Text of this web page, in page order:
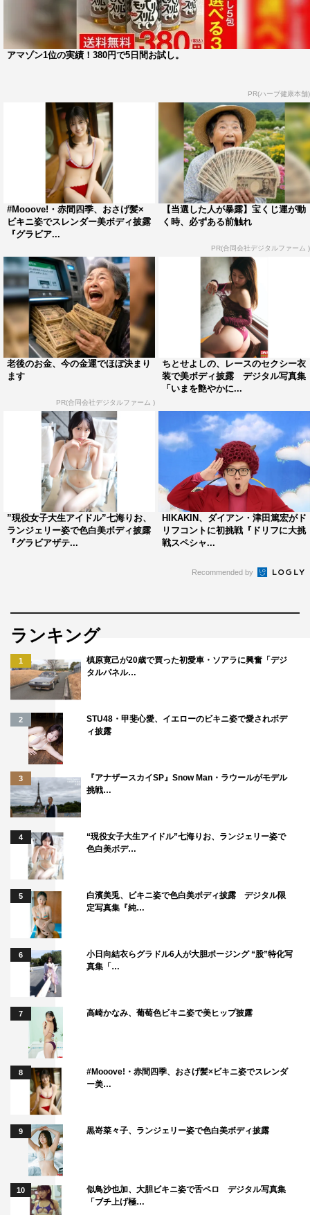
アマゾン1位の実績！380円で5日間お試し。
PR(ハーブ健康本舗)
#Mooove!・赤間四季、おさげ髪×
ビキニ姿でスレンダー美ボディ披露
『グラビア...
【当選した人が暴露】宝くじ運が動
く時、必ずある前触れ
PR(合同会社デジタルファーム )
老後のお金、今の金運でほぼ決まり
ます
PR(合同会社デジタルファーム )
ちとせよしの、レースのセクシー衣
装で美ボディ披露 デジタル写真集
「いまを艶やかに...
”現役女子大生アイドル”七海りお、
ランジェリー姿で色白美ボディ披露
『グラビアザテ...
HIKAKIN、ダイアン・津田篤宏がド
リフコントに初挑戦『ドリフに大挑
戦スペシャ...
Recommended by
ランキング
1
槙原寛己が20歳で買った初愛車・ソアラに興奮「デジ
タルパネル…
2
STU48・甲斐心愛、イエローのビキニ姿で愛されボデ
ィ披露
3
『アナザースカイSP』Snow Man・ラウールがモデル
挑戦…
4
“現役女子大生アイドル”七海りお、ランジェリー姿で
色白美ボデ…
5
白濱美兎、ビキニ姿で色白美ボディ披露 デジタル限
定写真集『純…
6
小日向結衣らグラドル6人が大胆ポージング “股”特化写
真集「…
7 高崎かなみ、葡萄色ビキニ姿で美ヒップ披露
8
#Mooove!・赤間四季、おさげ髪×ビキニ姿でスレンダ
ー美…
9 黒嵜菜々子、ランジェリー姿で色白美ボディ披露
10
似鳥沙也加、大胆ビキニ姿で舌ペロ デジタル写真集
「ブチ上げ極…